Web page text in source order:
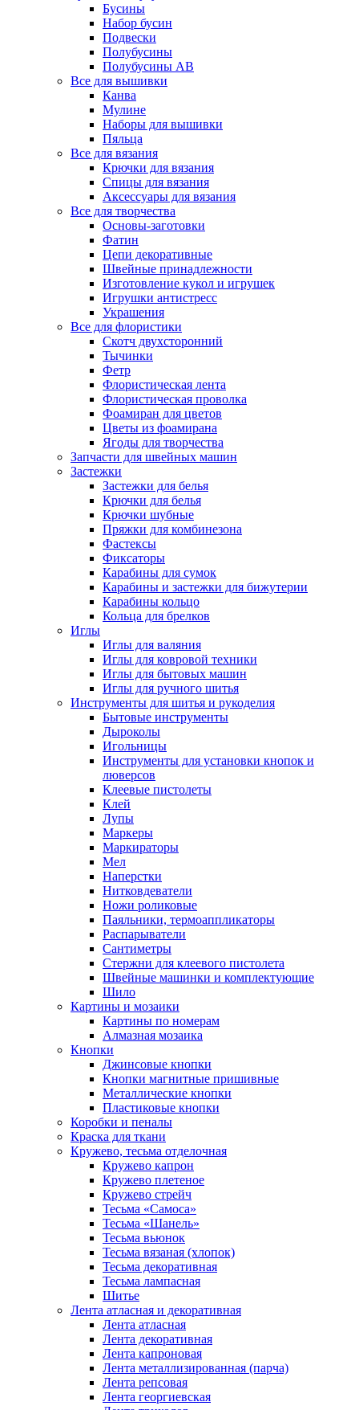
Бусины
Набор бусин
Подвески
Полубусины
Полубусины AB
Все для вышивки
Канва
Мулине
Наборы для вышивки
Пяльца
Все для вязания
Крючки для вязания
Спицы для вязания
Аксессуары для вязания
Все для творчества
Основы-заготовки
Фатин
Цепи декоративные
Швейные принадлежности
Изготовление кукол и игрушек
Игрушки антистресс
Украшения
Все для флористики
Скотч двухсторонний
Тычинки
Фетр
Флористическая лента
Флористическая проволка
Фоамиран для цветов
Цветы из фоамирана
Ягоды для творчества
Запчасти для швейных машин
Застежки
Застежки для белья
Крючки для белья
Крючки шубные
Пряжки для комбинезона
Фастексы
Фиксаторы
Карабины для сумок
Карабины и застежки для бижутерии
Карабины кольцо
Кольца для брелков
Иглы
Иглы для валяния
Иглы для ковровой техники
Иглы для бытовых машин
Иглы для ручного шитья
Инструменты для шитья и рукоделия
Бытовые инструменты
Дыроколы
Игольницы
Инструменты для установки кнопок и
люверсов
Клеевые пистолеты
Клей
Лупы
Маркеры
Маркираторы
Мел
Наперстки
Нитковдеватели
Ножи роликовые
Паяльники, термоаппликаторы
Распарыватели
Сантиметры
Стержни для клеевого пистолета
Швейные машинки и комплектующие
Шило
Картины и мозаики
Картины по номерам
Алмазная мозаика
Кнопки
Джинсовые кнопки
Кнопки магнитные пришивные
Металлические кнопки
Пластиковые кнопки
Коробки и пеналы
Краска для ткани
Кружево, тесьма отделочная
Кружево капрон
Кружево плетеное
Кружево стрейч
Тесьма «Самоса»
Тесьма «Шанель»
Тесьма вьюнок
Тесьма вязаная (хлопок)
Тесьма декоративная
Тесьма лампасная
Шитье
Лента атласная и декоративная
Лента атласная
Лента декоративная
Лента капроновая
Лента металлизированная (парча)
Лента репсовая
Лента георгиевская